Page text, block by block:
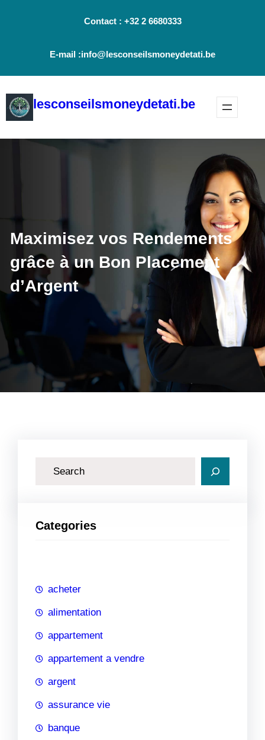
Contact : +32 2 6680333
E-mail :info@lesconseilsmoneydetati.be
lesconseilsmoneydetati.be
Maximisez vos Rendements
grâce à un Bon Placement
d’Argent
h
Categories
acheter
alimentation
appartement
appartement a vendre
argent
assurance vie
banque